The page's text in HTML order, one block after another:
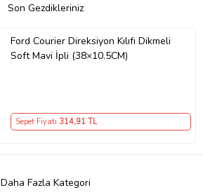
Son Gezdikleriniz
Ford Courier Direksiyon Kılıfı Dikmeli
Soft Mavi İpli (38×10.5CM)
Sepet Fiyatı 314,91 TL
Daha Fazla Kategori